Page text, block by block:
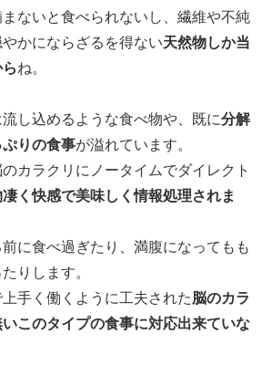
ないと食べられないし、繊維や不純
かにならざるを得ない天然物しか当
ね。
し込めるような食べ物や、既に分解
りの食事が溢れています。
カラクリにノータイムでダイレクト
凄く快感で美味しく情報処理されま
に食べ過ぎたり、満腹になってもも
りします。
手く働くように工夫された脳のカラ
このタイプの食事に対応出来ていな